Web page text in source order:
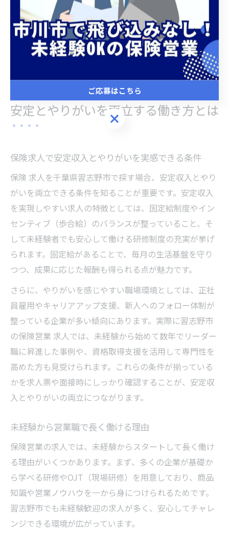
がった」「営業未経験でも、段階的に仕事を覚えられる
体制がありがたかった」といった実感も多く、未経験か
らでも十分に活躍できる環境が整っていることが分かり
ます。こうした体験談を参考に、自分に合った働き方や
安定とやりがいを両立する働き方とは
保険求人で安定収入とやりがいを実感できる条件
保険 求人を千葉県習志野市で探す場合、安定収入とやり
がいを両立できる条件を知ることが重要です。安定収入
を実現しやすい求人の特徴としては、固定給制度やイン
センティブ（歩合給）のバランスが整っていること、そ
して未経験者でも安心して働ける研修制度の充実が挙げ
られます。固定給があることで、毎月の生活基盤を守り
つつ、成果に応じた報酬も得られる点が魅力です。
さらに、やりがいを感じやすい職場環境としては、正社
員雇用やキャリアアップ支援、新人へのフォロー体制が
整っている企業が多い傾向にあります。実際に習志野市
の保険営業 求人では、未経験から始めて数年でリーダー
職に昇進した事例や、資格取得支援を活用して専門性を
高めた方も見受けられます。これらの条件が揃っている
かを求人票や面接時にしっかり確認することが、安定収
入とやりがいの両立につながります。
未経験から営業職で長く働ける理由
保険営業の求人では、未経験からスタートして長く働け
る理由がいくつかあります。まず、多くの企業が基礎か
ら学べる研修やOJT（現場研修）を用意しており、商品
知識や営業ノウハウを一から身につけられるためです。
習志野市でも未経験歓迎の求人が多く、安心してチャレ
ンジできる環境が広がっています。
ご応募はこちら
ご応募はこちら